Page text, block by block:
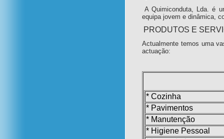
A Quimiconduta, Lda. é
equipa jovem e dinâmica,
PRODUTOS E
Actualmente temos uma
actuação:
* Cozinha
* Pavimentos
* Manutenção
* Higiene Pessoal